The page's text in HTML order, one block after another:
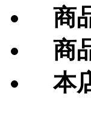
商
商
本